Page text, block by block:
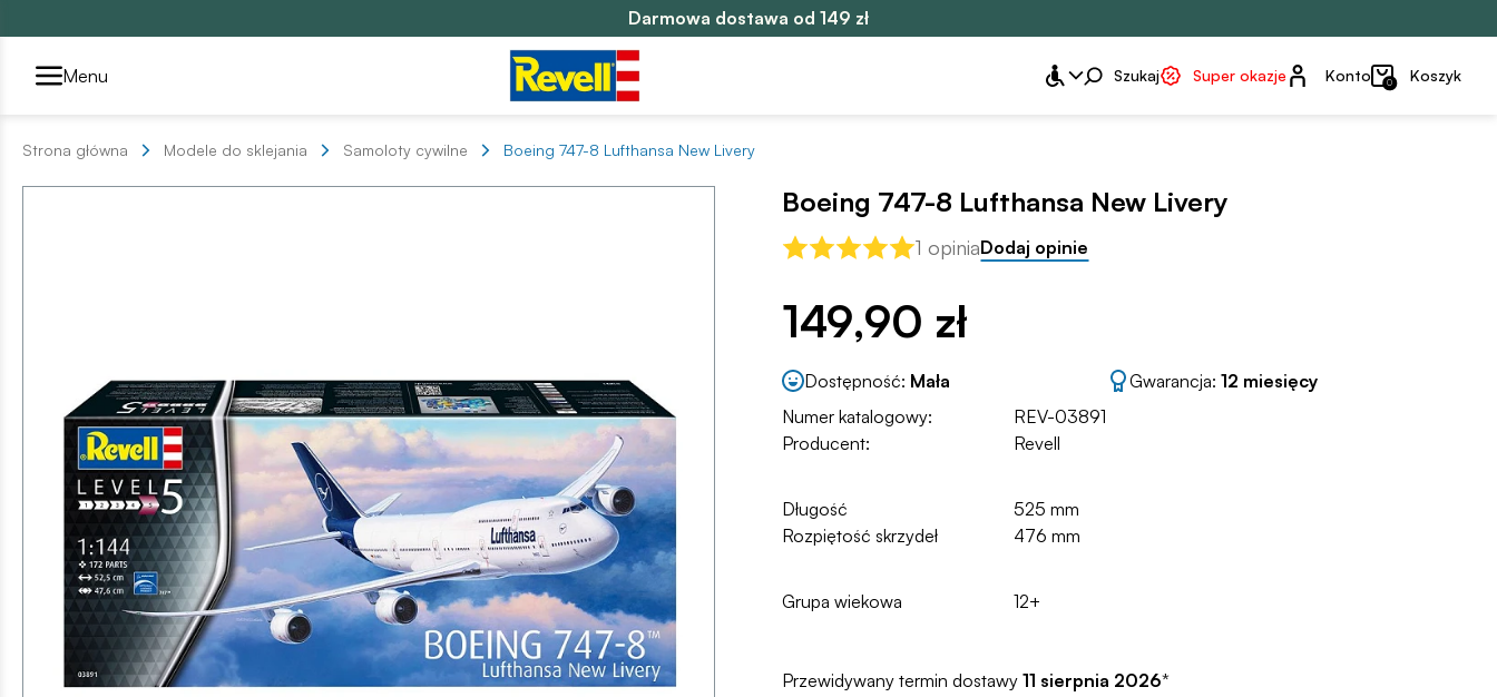
Darmowa dostawa od 149 zł
Przełącznik segmentów2
Menu Szukaj Super okazje Konto
Konto 0 Koszyk
Strona główna Modele do sklejania Samoloty cywilne Boeing 747-8 Lufthansa New Livery
Boeing 747-8 Lufthansa New Livery
1 opiniaDodaj opinie
149,90 zł
Dostępność: Mała Gwarancja: 12 miesięcy
Numer katalogowy:
REV-03891
Producent:
Revell
Długość
525 mm
Rozpiętość skrzydeł
476 mm
Grupa wiekowa 12+
Przewidywany termin dostawy 11 sierpnia 2026*